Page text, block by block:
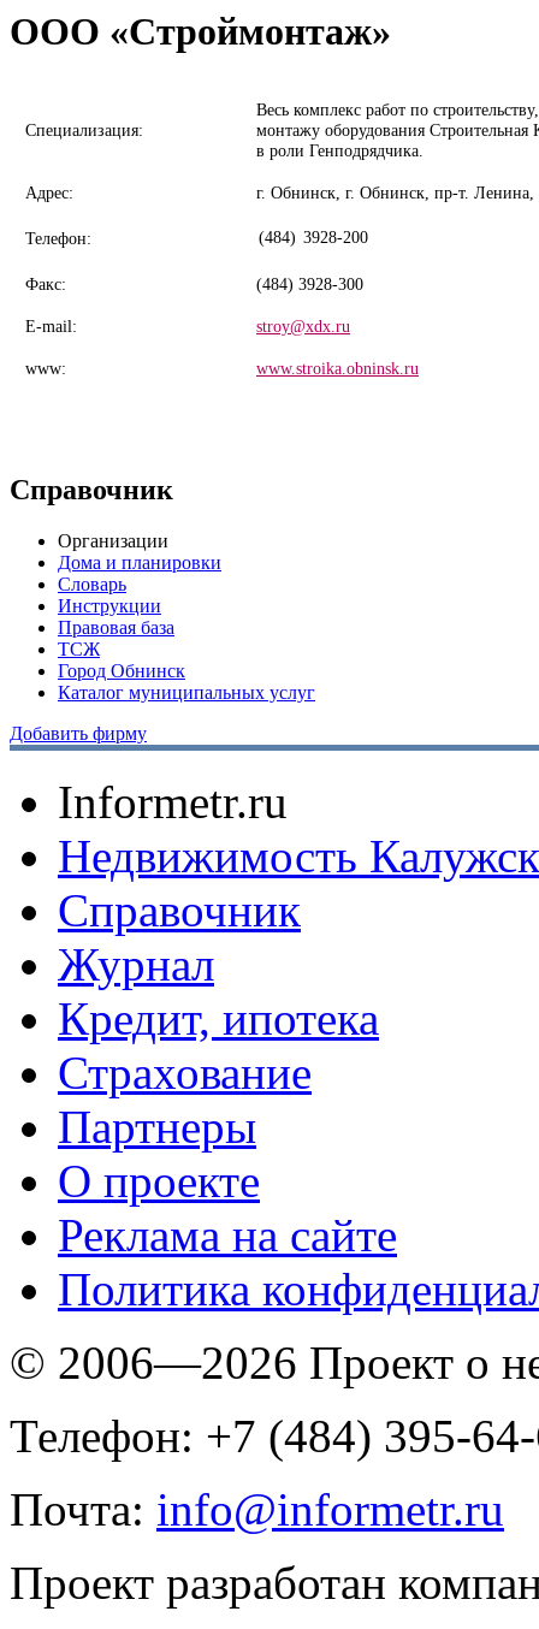
ООО «Строймонтаж»
Специализация:
Весь комплекс работ по
монтажу оборудования
в роли Генподрядчика.
Адрес: г. Обнинск, г. Обнинск, пр-т. Ленина,
Телефон: (484) 3928-200
Факс: (484) 3928-300
E-mail: stroy@xdx.ru
www: www.stroika.obninsk.ru
Справочник
Организации
Дома и планировки
Словарь
Инструкции
Правовая база
ТСЖ
Город Обнинск
Каталог муниципальных услуг
Добавить фирму
Informetr.ru
Недвижимость
Справочник
Журнал
Кредит, ипотека
Страхование
Партнеры
O проекте
Реклама на сайте
Политика
© 2006—2026 Проект о
Телефон: +7 (484) 395-
Почта: info@informetr.ru
Проект разработан